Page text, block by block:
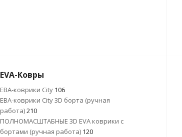
EVA-Ковры
ЕВА-коврики City 106
ЕВА-коврики City 3D борта (ручная
работа)210
ПОЛНОМАСШТАБНЫЕ 3D EVA коврики с
бортами (ручная работа) 120